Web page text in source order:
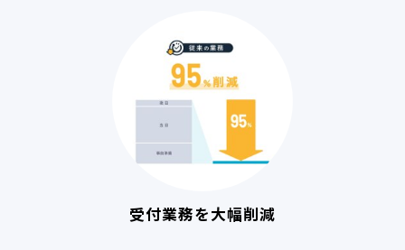
受付業務を大幅削減